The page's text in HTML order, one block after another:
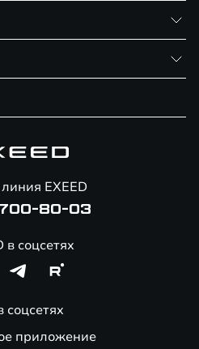
приложение
EXEED
80-03
в соцсетях